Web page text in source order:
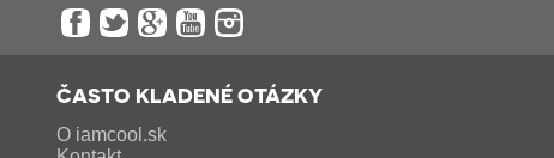
ČASTO KLADENÉ OTÁZKY
O iamcool.sk